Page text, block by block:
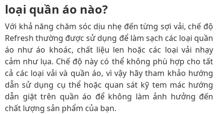
loại quần áo nào?
Với khả năng chăm sóc dịu nhẹ đến từng sợi vải, chế độ
Refresh thường được sử dụng để làm sạch các loại quần
áo như áo khoác, chất liệu len hoặc các loại vải nhạy
cảm như lụa. Chế độ này có thể không phù hợp cho tất
cả các loại vải và quần áo, vì vậy hãy tham khảo hướng
dẫn sử dụng cụ thể hoặc quan sát kỹ tem mác hướng
dẫn giặt trên quần áo để không làm ảnh hưởng đến
chất lượng sản phẩm của bạn.